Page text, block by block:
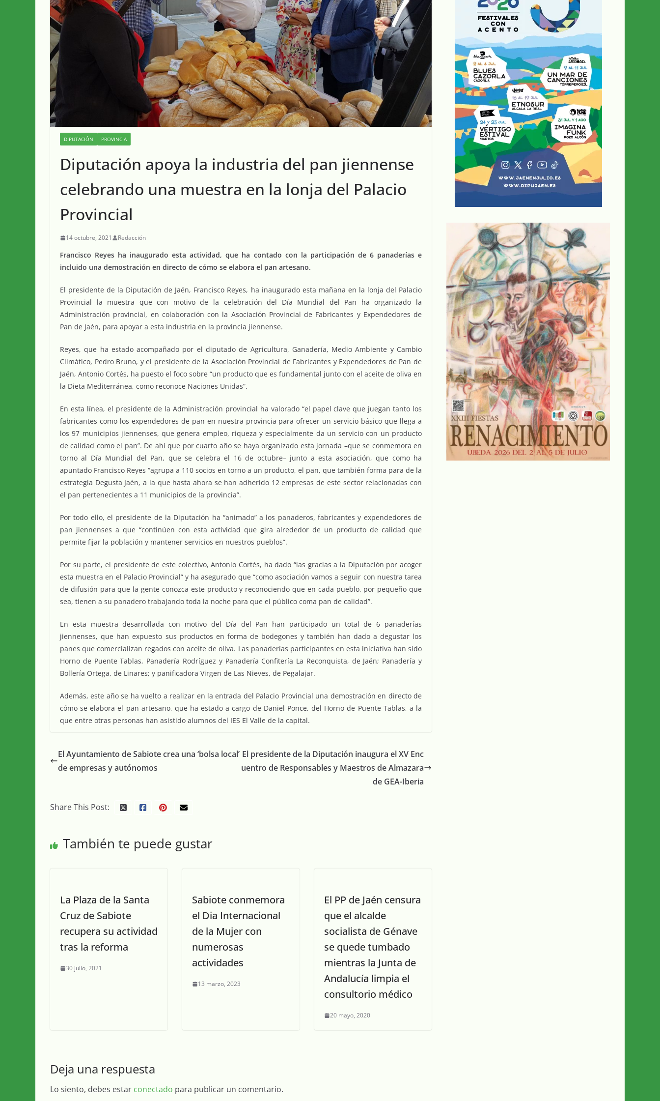
DIPUTACIÓN PROVINCIA
Diputación apoya la industria del pan jiennense
celebrando una muestra en la lonja del Palacio
Provincial
14 octubre, 2021 Redacción
Francisco Reyes ha inaugurado esta actividad, que ha contado con la participación de 6 panaderías e
incluido una demostración en directo de cómo se elabora el pan artesano.
El presidente de la Diputación de Jaén, Francisco Reyes, ha inaugurado esta mañana en la lonja del Palacio
Provincial la muestra que con motivo de la celebración del Día Mundial del Pan ha organizado la
Administración provincial, en colaboración con la Asociación Provincial de Fabricantes y Expendedores de
Pan de Jaén, para apoyar a esta industria en la provincia jiennense.
Reyes, que ha estado acompañado por el diputado de Agricultura, Ganadería, Medio Ambiente y Cambio
Climático, Pedro Bruno, y el presidente de la Asociación Provincial de Fabricantes y Expendedores de Pan de
Jaén, Antonio Cortés, ha puesto el foco sobre “un producto que es fundamental junto con el aceite de oliva en
la Dieta Mediterránea, como reconoce Naciones Unidas”.
En esta línea, el presidente de la Administración provincial ha valorado “el papel clave que juegan tanto los
fabricantes como los expendedores de pan en nuestra provincia para ofrecer un servicio básico que llega a
los 97 municipios jiennenses, que genera empleo, riqueza y especialmente da un servicio con un producto
de calidad como el pan”. De ahí que por cuarto año se haya organizado esta jornada –que se conmemora en
torno al Día Mundial del Pan, que se celebra el 16 de octubre– junto a esta asociación, que como ha
apuntado Francisco Reyes “agrupa a 110 socios en torno a un producto, el pan, que también forma para de la
estrategia Degusta Jaén, a la que hasta ahora se han adherido 12 empresas de este sector relacionadas con
el pan pertenecientes a 11 municipios de la provincia”.
Por todo ello, el presidente de la Diputación ha “animado” a los panaderos, fabricantes y expendedores de
pan jiennenses a que “continúen con esta actividad que gira alrededor de un producto de calidad que
permite fijar la población y mantener servicios en nuestros pueblos”.
Por su parte, el presidente de este colectivo, Antonio Cortés, ha dado “las gracias a la Diputación por acoger
esta muestra en el Palacio Provincial” y ha asegurado que “como asociación vamos a seguir con nuestra tarea
de difusión para que la gente conozca este producto y reconociendo que en cada pueblo, por pequeño que
sea, tienen a su panadero trabajando toda la noche para que el público coma pan de calidad”.
En esta muestra desarrollada con motivo del Día del Pan han participado un total de 6 panaderías
jiennenses, que han expuesto sus productos en forma de bodegones y también han dado a degustar los
panes que comercializan regados con aceite de oliva. Las panaderías participantes en esta iniciativa han sido
Horno de Puente Tablas, Panadería Rodríguez y Panadería Confitería La Reconquista, de Jaén; Panadería y
Bollería Ortega, de Linares; y panificadora Virgen de Las Nieves, de Pegalajar.
Además, este año se ha vuelto a realizar en la entrada del Palacio Provincial una demostración en directo de
cómo se elabora el pan artesano, que ha estado a cargo de Daniel Ponce, del Horno de Puente Tablas, a la
que entre otras personas han asistido alumnos del IES El Valle de la capital.
El Ayuntamiento de Sabiote crea una ‘bolsa local’
de empresas y autónomos
El presidente de la Diputación inaugura el XV Enc
uentro de Responsables y Maestros de Almazara
de GEA-Iberia
Share This Post:
También te puede gustar
La Plaza de la Santa
Cruz de Sabiote
recupera su actividad
tras la reforma
30 julio, 2021
Sabiote conmemora
el Dia Internacional
de la Mujer con
numerosas
actividades
13 marzo, 2023
El PP de Jaén censura
que el alcalde
socialista de Génave
se quede tumbado
mientras la Junta de
Andalucía limpia el
consultorio médico
20 mayo, 2020
Deja una respuesta
Lo siento, debes estar conectado para publicar un comentario.